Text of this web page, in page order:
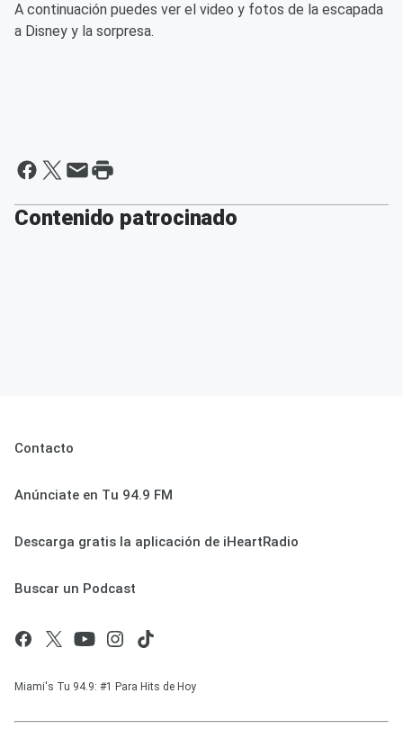
A continuación puedes ver el video y fotos de la escapada
a Disney y la sorpresa.
Contenido patrocinado
Contacto
Anúnciate en Tu 94.9 FM
Descarga gratis la aplicación de iHeartRadio
Buscar un Podcast
Miami's Tu 94.9: #1 Para Hits de Hoy